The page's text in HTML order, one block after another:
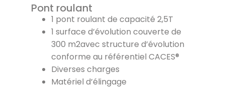
Pont roulant
1 pont roulant de capacité 2,5T
1 surface d’évolution couverte de
300 m2avec structure d’évolution
conforme au référentiel CACES®
Diverses charges
Matériel d’élingage